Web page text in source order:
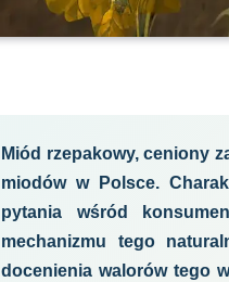
Miód rzepakowy, ceniony
miodów w Polsce.
pytania wśród
mechanizmu tego
docenienia walorów tego